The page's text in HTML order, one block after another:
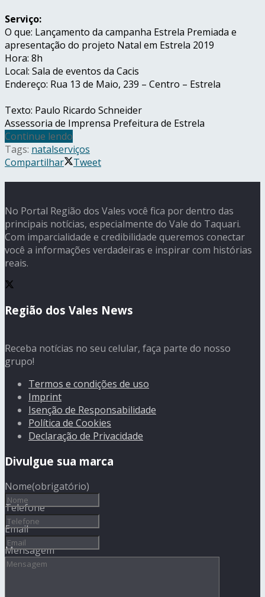
Serviço:
O que: Lançamento da campanha Estrela Premiada e
apresentação do projeto Natal em Estrela 2019
Hora: 8h
Local: Sala de eventos da Cacis
Endereço: Rua 13 de Maio, 239 – Centro – Estrela
Texto: Paulo Ricardo Schneider
Assessoria de Imprensa Prefeitura de Estrela
Continue lendo
Tags: natalserviços
Compartilhar
Tweet
No Portal Região dos Vales você fica por dentro das
principais notícias, especialmente do Vale do Taquari.
Com imparcialidade e credibilidade queremos conectar
você a informações verdadeiras e inspirar com histórias
reais.
Região dos Vales News
Receba notícias no seu celular, faça parte do nosso
grupo!
Termos e condições de uso
Imprint
Isenção de Responsabilidade
Política de Cookies
Declaração de Privacidade
Divulgue sua marca
Nome(obrigatório)
Telefone
Email
Mensagem